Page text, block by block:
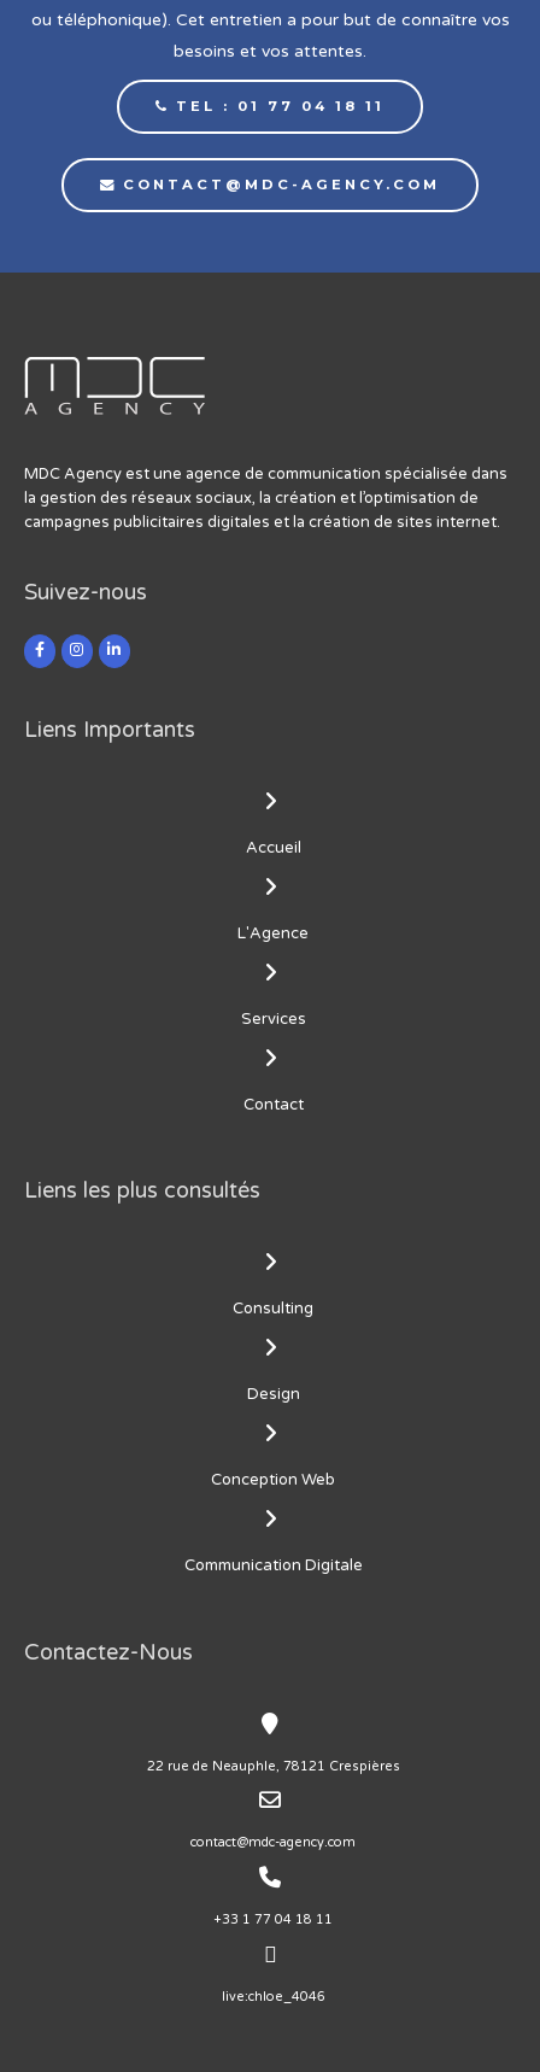
ou téléphonique). Cet entretien a pour but de connaître vos
besoins et vos attentes.
TEL : 01 77 04 18 11
CONTACT@MDC-AGENCY.COM
MDC Agency est une agence de communication spécialisée dans
la gestion des réseaux sociaux, la création et l’optimisation de
campagnes publicitaires digitales et la création de sites internet.
Suivez-nous
Liens Importants
Accueil
L'Agence
Services
Contact
Liens les plus consultés
Consulting
Design
Conception Web
Communication Digitale
Contactez-Nous
22 rue de Neauphle, 78121 Crespières
contact@mdc-agency.com
+33 1 77 04 18 11
live:chloe_4046